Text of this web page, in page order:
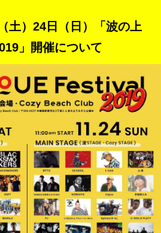
土）24日（日）「波の上
」開催について